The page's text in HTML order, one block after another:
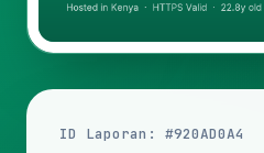
ID Laporan: #920AD0A4